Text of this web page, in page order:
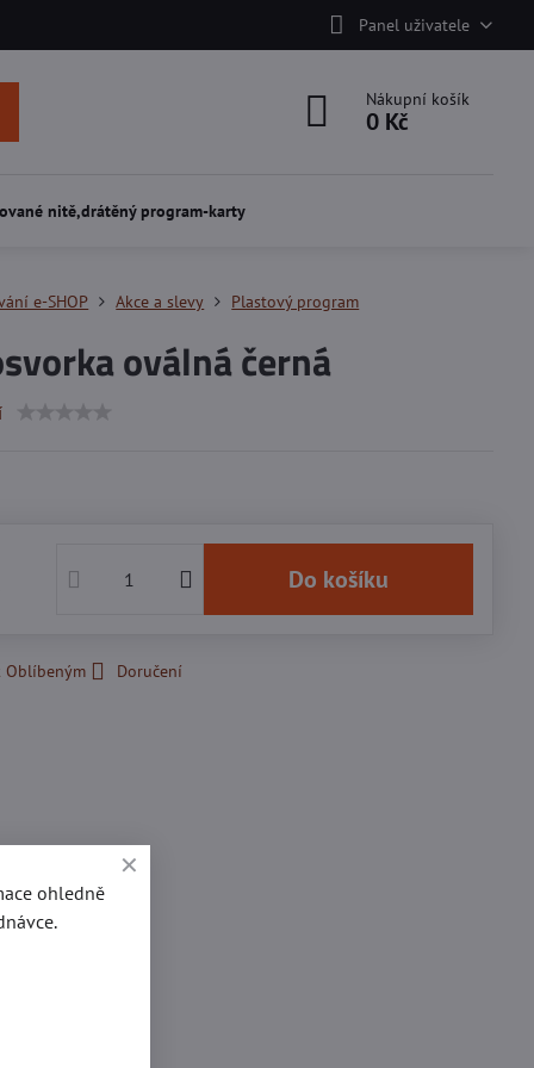
Panel uživatele
Nákupní košík
0 Kč
nitě,drátěný program-karty
e-SHOP Akce a slevy Plastový program
oválná černá
Do košíku
Oblíbeným Doručení
ohledně